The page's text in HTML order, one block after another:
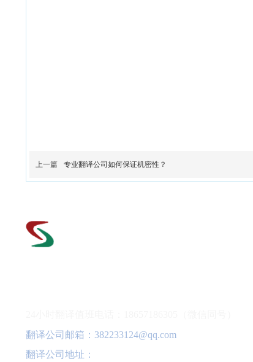
上一篇 专业翻译公司如何保证机密性？
翻译公司邮箱：382233124@qq.com
翻译公司地址：